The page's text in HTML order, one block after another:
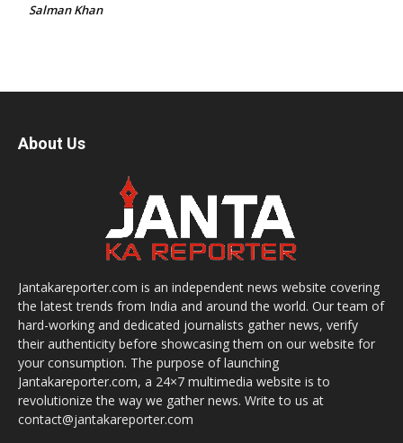
Salman Khan
About Us
Jantakareporter.com is an independent news website covering
the latest trends from India and around the world. Our team of
hard-working and dedicated journalists gather news, verify
their authenticity before showcasing them on our website for
your consumption. The purpose of launching
Jantakareporter.com, a 24×7 multimedia website is to
revolutionize the way we gather news. Write to us at
contact@jantakareporter.com